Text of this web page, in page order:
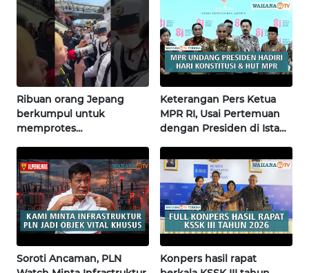
Ribuan orang Jepang
berkumpul untuk
memprotes
pertama di Fujisawa
Keterangan Pers Ketua
MPR RI, Usai Pertemuan
dengan Presiden di Istana
Soroti Ancaman, PLN
Konpers hasil rapat
WN
JOGJA
WN
JATIM
WN
BALI
WN
KALBAR
WN
KALTENG
WN